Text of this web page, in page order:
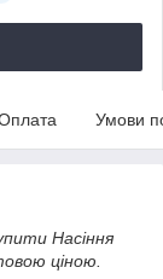
Умови
Насіння
ціною.